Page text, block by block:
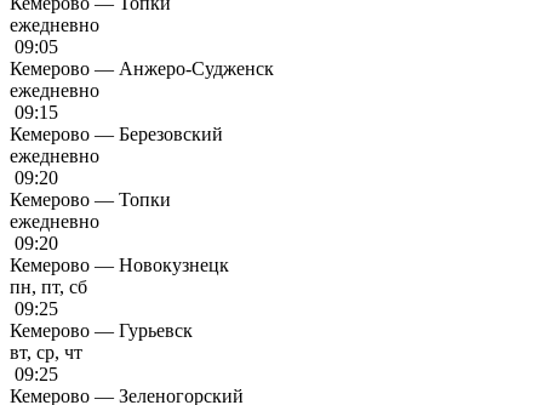
ежедневно
09:05
Кемерово — Анжеро-Судженск
ежедневно
09:15
Кемерово — Березовский
ежедневно
09:20
Кемерово — Топки
ежедневно
09:20
Кемерово — Новокузнецк
пн, пт, сб
09:25
Кемерово — Гурьевск
вт, ср, чт
09:25
Кемерово — Зеленогорский